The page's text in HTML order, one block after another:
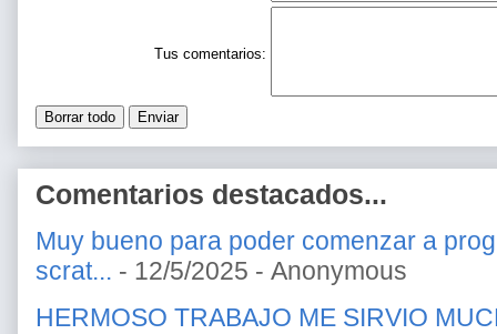
Tus comentarios:
Comentarios destacados...
Muy bueno para poder comenzar a
scrat... - 12/5/2025 - Anonymous
HERMOSO TRABAJO ME SIRVIO